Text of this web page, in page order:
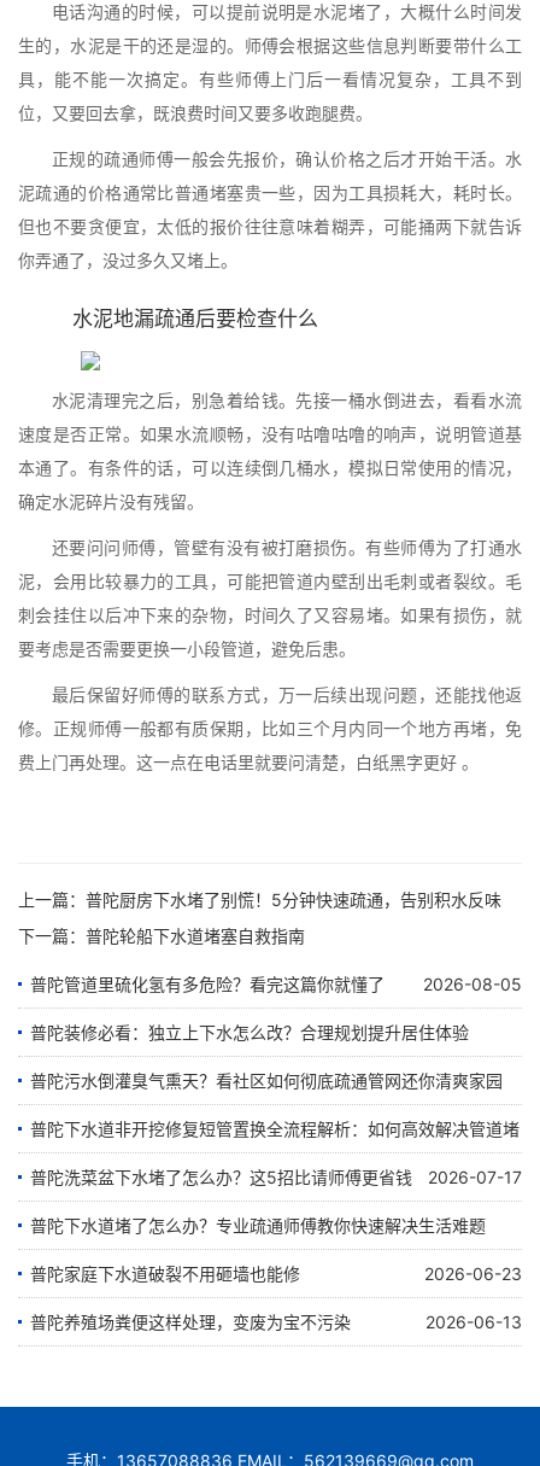
电话沟通的时候，可以提前说明是水泥堵了，大概什么时间发
生的，水泥是干的还是湿的。师傅会根据这些信息判断要带什么工
具，能不能一次搞定。有些师傅上门后一看情况复杂，工具不到
位，又要回去拿，既浪费时间又要多收跑腿费。
正规的疏通师傅一般会先报价，确认价格之后才开始干活。水
泥疏通的价格通常比普通堵塞贵一些，因为工具损耗大，耗时长。
但也不要贪便宜，太低的报价往往意味着糊弄，可能捅两下就告诉
你弄通了，没过多久又堵上。
水泥地漏疏通后要检查什么
水泥清理完之后，别急着给钱。先接一桶水倒进去，看看水流
速度是否正常。如果水流顺畅，没有咕噜咕噜的响声，说明管道基
本通了。有条件的话，可以连续倒几桶水，模拟日常使用的情况，
确定水泥碎片没有残留。
还要问问师傅，管壁有没有被打磨损伤。有些师傅为了打通水
泥，会用比较暴力的工具，可能把管道内壁刮出毛刺或者裂纹。毛
刺会挂住以后冲下来的杂物，时间久了又容易堵。如果有损伤，就
要考虑是否需要更换一小段管道，避免后患。
最后保留好师傅的联系方式，万一后续出现问题，还能找他返
修。正规师傅一般都有质保期，比如三个月内同一个地方再堵，免
费上门再处理。这一点在电话里就要问清楚，白纸黑字更好 。
上一篇： 普陀厨房下水堵了别慌！5分钟快速疏通，告别积水反味
下一篇： 普陀轮船下水道堵塞自救指南
普陀管道里硫化氢有多危险？看完这篇你就懂了 2026-08-05
普陀装修必看：独立上下水怎么改？合理规划提升居住体验
2026-07-28
普陀污水倒灌臭气熏天？看社区如何彻底疏通管网还你清爽家园
2026-07-24
普陀下水道非开挖修复短管置换全流程解析：如何高效解决管道堵
塞难题
2026-07-23
普陀洗菜盆下水堵了怎么办？这5招比请师傅更省钱 2026-07-17
普陀下水道堵了怎么办？专业疏通师傅教你快速解决生活难题
2026-07-07
普陀家庭下水道破裂不用砸墙也能修 2026-06-23
普陀养殖场粪便这样处理，变废为宝不污染 2026-06-13
手机：13657088836 EMAIL：562139669@qq.com